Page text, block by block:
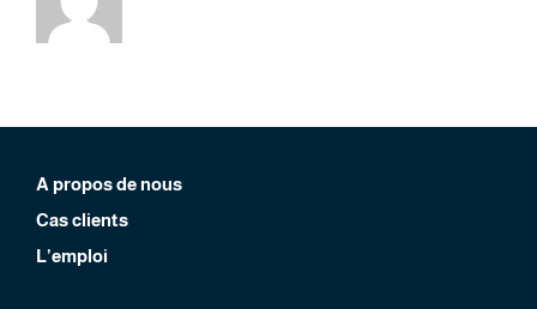
A propos de nous
Cas clients
L’emploi